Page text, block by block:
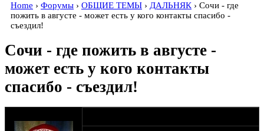
Home › Форумы › ОБЩИЕ ТЕМЫ › ДАЛЬНЯК › Сочи - где
пожить в августе - может есть у кого контакты спасибо -
съездил!
Сочи - где пожить в августе -
может есть у кого контакты
спасибо - съездил!